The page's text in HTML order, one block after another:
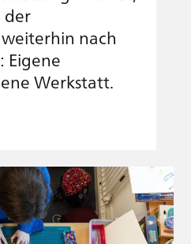
der
nach
Eigene
Werkstatt.